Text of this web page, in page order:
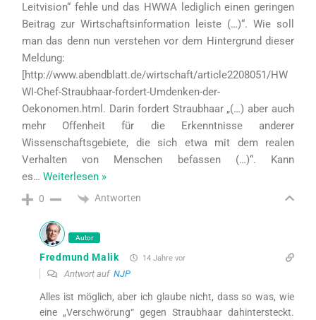
Leitvision“ fehle und das HWWA lediglich einen geringen
Beitrag zur Wirtschaftsinformation leiste (…)“. Wie soll
man das denn nun verstehen vor dem Hintergrund dieser
Meldung:
[http://www.abendblatt.de/wirtschaft/article2208051/HW
WI-Chef-Straubhaar-fordert-Umdenken-der-
Oekonomen.html. Darin fordert Straubhaar „(…) aber auch
mehr Offenheit für die Erkenntnisse anderer
Wissenschaftsgebiete, die sich etwa mit dem realen
Verhalten von Menschen befassen (…)“. Kann
es… Weiterlesen »
0 Antworten
Autor
Fredmund Malik 14 Jahre vor
Antwort auf NJP
Alles ist möglich, aber ich glaube nicht, dass so was, wie
eine „Verschwörung“ gegen Straubhaar dahintersteckt.